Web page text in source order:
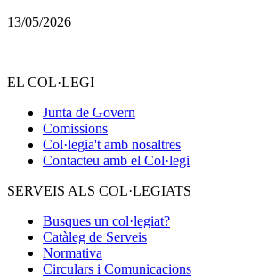
13/05/2026
EL COL·LEGI
Junta de Govern
Comissions
Col·legia't amb nosaltres
Contacteu amb el Col·legi
SERVEIS ALS COL·LEGIATS
Busques un col·legiat?
Catàleg de Serveis
Normativa
Circulars i Comunicacions